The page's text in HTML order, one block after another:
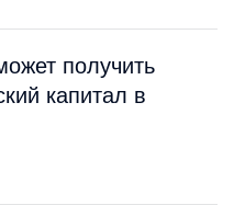
получить
капитал в